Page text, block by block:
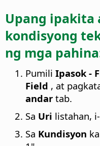
Upang ipakita
kondisyong
ng mga
Pumili Ipasok -
Field , at
andar tab.
Sa Uri listahan,
Sa Kundisyon